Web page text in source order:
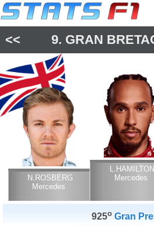
<< 9. GRAN
N.ROSBERG
Mercedes
L.HAMILTON
Mercedes
925o Gran